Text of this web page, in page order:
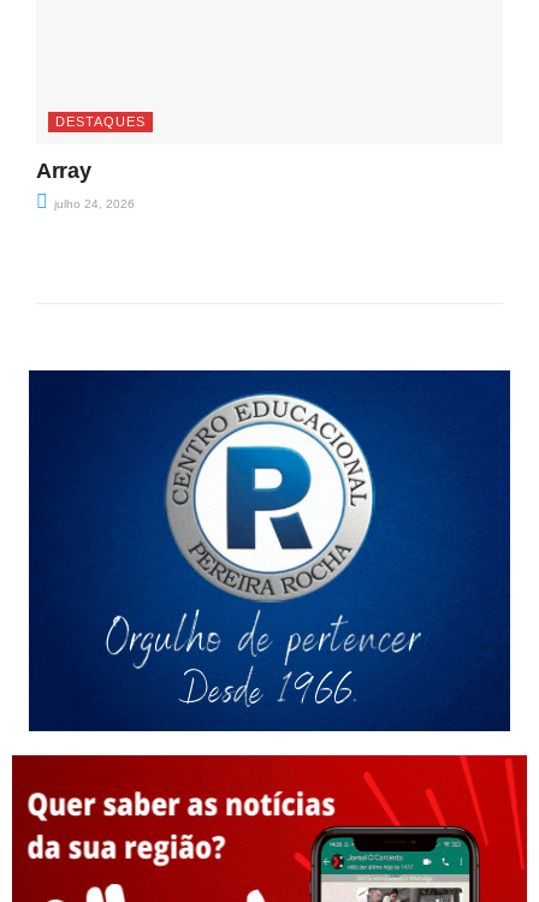
DESTAQUES
Array
julho 24, 2026